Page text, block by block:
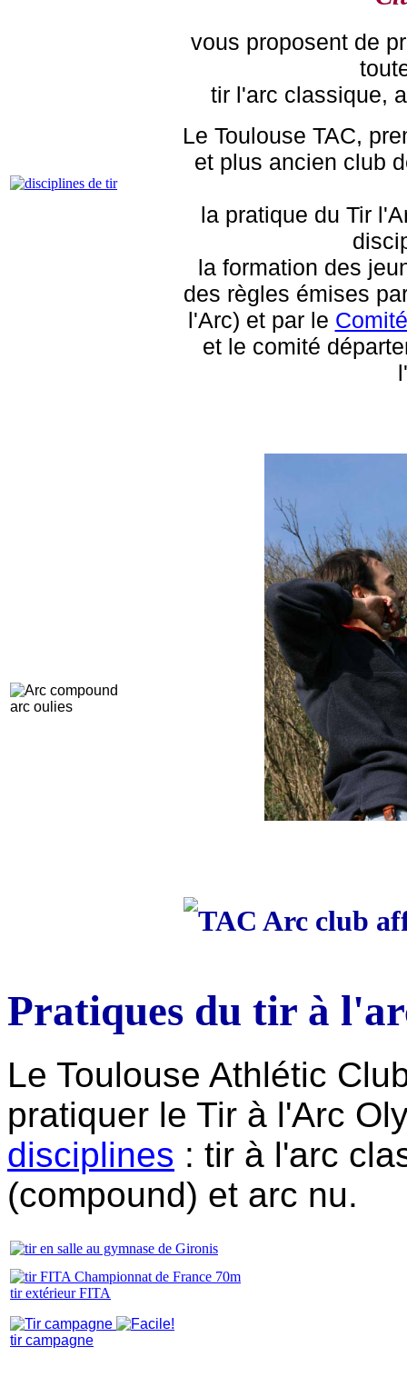
vous proposent de
tir l'arc classique,
Le Toulouse TAC,
et plus ancien club
la pratique du Tir
la formation des
des règles émises
l'Arc) et par le
et le comité
arc ￰oulies
Pratiques du tir à
Le Toulouse Athlétic
pratiquer le Tir à l'Arc
disciplines : tir à l'arc
(compound) et arc nu.
tir extérieur FITA
tir campagne